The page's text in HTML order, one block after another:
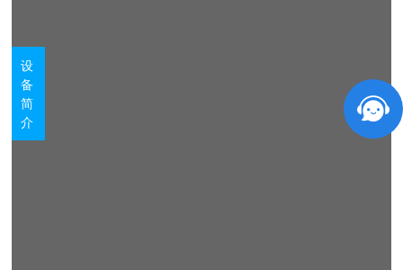
设
备
简
介